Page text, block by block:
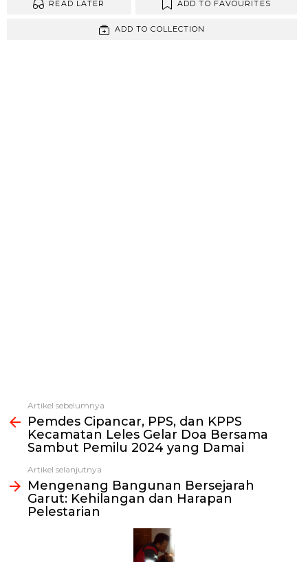
READ LATER ADD TO FAVOURITES
ADD TO COLLECTION
Lihat
selengkapnya
Artikel sebelumnya
Pemdes Cipancar, PPS, dan KPPS
Kecamatan Leles Gelar Doa Bersama
Sambut Pemilu 2024 yang Damai
Artikel selanjutnya
Mengenang Bangunan Bersejarah
Garut: Kehilangan dan Harapan
Pelestarian